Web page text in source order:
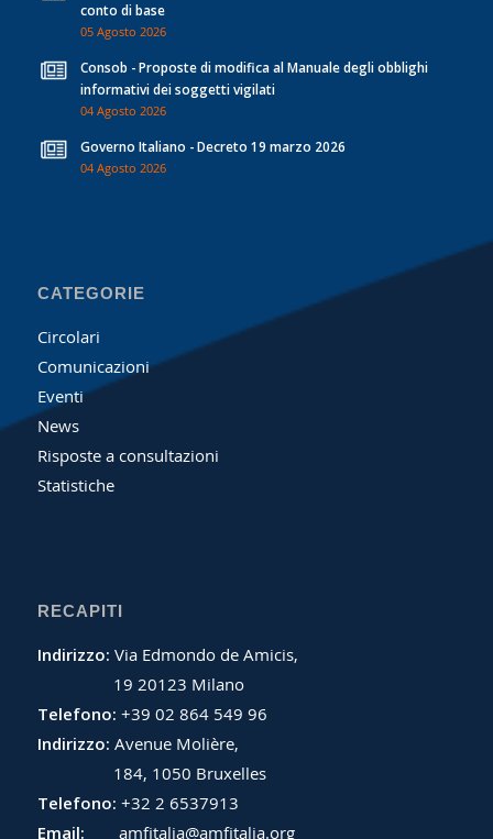
conto di base
05 Agosto 2026
Consob - Proposte di modifica al Manuale degli obblighi
informativi dei soggetti vigilati
04 Agosto 2026
Governo Italiano - Decreto 19 marzo 2026
04 Agosto 2026
CATEGORIE
Circolari
Comunicazioni
Eventi
News
Risposte a consultazioni
Statistiche
RECAPITI
Indirizzo: Via Edmondo de Amicis,
19 20123 Milano
Telefono: +39 02 864 549 96
Indirizzo: Avenue Molière,
184, 1050 Bruxelles
Telefono: +32 2 6537913
Email:
amfitalia@amfitalia.org